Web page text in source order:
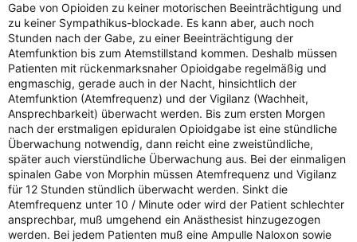
Gabe von Opioiden zu keiner motorischen Beeinträchtigung und
zu keiner Sympathikus-blockade. Es kann aber, auch noch
Stunden nach der Gabe, zu einer Beeinträchtigung der
Atemfunktion bis zum Atemstillstand kommen. Deshalb müssen
Patienten mit rückenmarksnaher Opioidgabe regelmäßig und
engmaschig, gerade auch in der Nacht, hinsichtlich der
Atemfunktion (Atemfrequenz) und der Vigilanz (Wachheit,
Ansprechbarkeit) überwacht werden. Bis zum ersten Morgen
nach der erstmaligen epiduralen Opioidgabe ist eine stündliche
Überwachung notwendig, dann reicht eine zweistündliche,
später auch vierstündliche Überwachung aus. Bei der einmaligen
spinalen Gabe von Morphin müssen Atemfrequenz und Vigilanz
für 12 Stunden stündlich überwacht werden. Sinkt die
Atemfrequenz unter 10 / Minute oder wird der Patient schlechter
ansprechbar, muß umgehend ein Anästhesist hinzugezogen
werden. Bei jedem Patienten muß eine Ampulle Naloxon sowie